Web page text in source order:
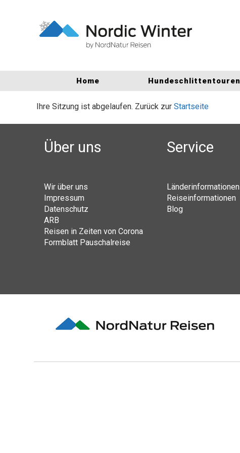
Home Hundeschlittentouren
Ihre Sitzung ist abgelaufen. Zurück zur Startseite
Über uns
Wir über uns
Impressum
Datenschutz
ARB
Reisen in Zeiten von Corona
Formblatt Pauschalreise
Service
Länderinformationen
Reiseinformationen
Blog